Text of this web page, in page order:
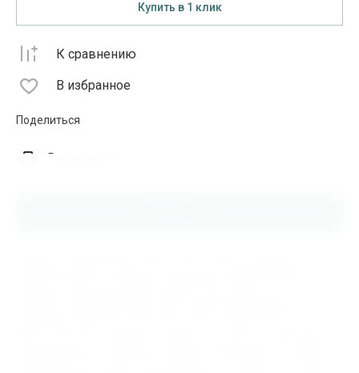
Купить в 1 клик
К сравнению
В избранное
Поделиться
Распечатать